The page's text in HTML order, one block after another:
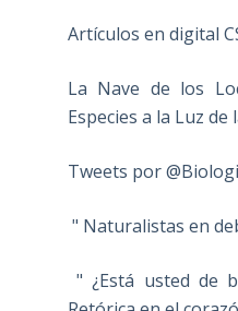
Artículos en digital
La Nave de los
Especies a la Luz
Tweets por
" Naturalistas en
" ¿Está usted de